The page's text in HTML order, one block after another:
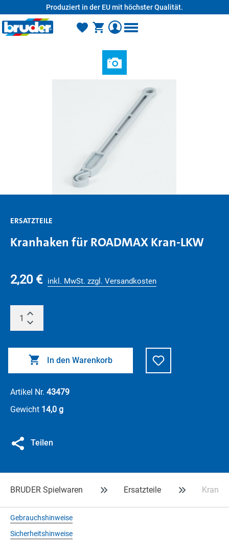
Produziert in der EU mit höchster Qualität.
ERSATZTEILE
Kranhaken für ROADMAX Kran-LKW
2,20 € inkl. MwSt. zzgl. Versandkosten
In den Warenkorb
Artikel Nr. 43479
Gewicht 14,0 g
Teilen
BRUDER Spielwaren Ersatzteile
Gebrauchshinweise
Sicherheitshinweise